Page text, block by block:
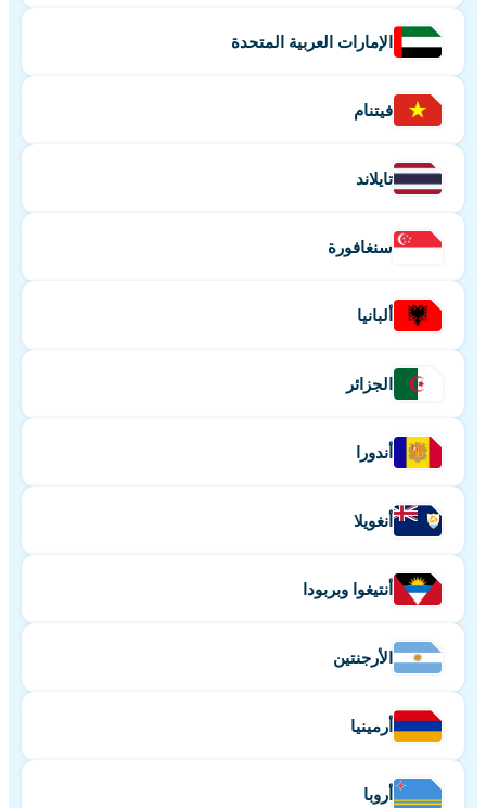
الإمارات العربية المتحدة
فيتنام
تايلاند
سنغافورة
ألبانيا
الجزائر
أندورا
أنغويلا
أنتيغوا وبربودا
الأرجنتين
أرمينيا
أروبا